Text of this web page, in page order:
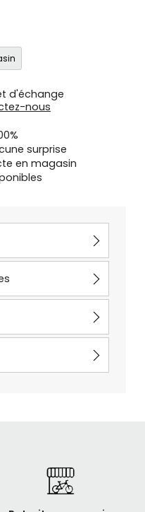
d'échange
nous
surprise
en magasin